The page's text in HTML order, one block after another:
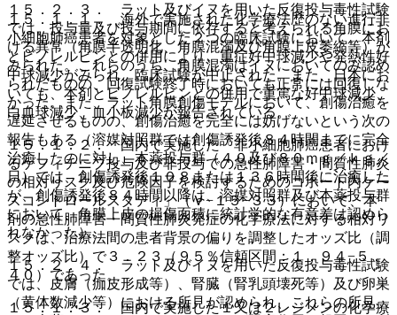
１５．２．３． ラット及びイヌを用いた反復投与毒性試験
では、投与量及び投与期間に依存すると考えられる角膜にお
ける異常（角膜半透明化、角膜混濁及び角膜上皮萎縮等）が
みられた。これらのうち、角膜混濁はイヌにおいてのみ認め
られたものの、回復試験終了時においても正常には回復しな
かった。また、ラット角膜創傷モデルにおいて、創傷治癒を
遅延させるものの、創傷治癒を完全には妨げないという次の
報告もある（溶媒対照群では創傷誘発後８４時間までに完全
治癒したのに対し、本薬投与群（４０及び８０ｍｇ／ｋｇ／
日）では、創傷誘発後１０８または１３６時間後に治癒した
が、創傷誘発後８４時間以降は、溶媒対照群及び本薬投与群
において、角膜上皮の損傷面積に統計学的な有意差は認めら
れなかった）。
１５．２．４． ラット及びイヌを用いた反復投与毒性試験
では、皮膚（痂皮形成等）、腎臓（腎乳頭壊死等）及び卵巣
（黄体数減少等）における所見が認められ、これらの所見
１５．１．１． 海外で実施された化学療法歴のない進行非
小細胞肺癌患者を対象とした２つの臨床試験において、本剤
とビノレルビンとの併用により、重症好中球減少や発熱性好
中球減少がみられ、臨床試験が中止された。また、日本にお
いても、本剤とビノレルビンとの併用で重篤な好中球減少、
白血球減少、血小板減少が報告されている。
１５．１．２． 国内で実施した「非小細胞肺癌患者におけ
るゲフィチニブ投与及び非投与での急性肺障害・間質性肺炎
の相対リスク及び危険因子を検討するためのコホート内ケー
スコントロールスタディ」（Ｖ−１５−３３）において、本
剤の急性肺障害・間質性肺炎発症の化学療法に対する相対リ
スクは、治療法間の患者背景の偏りを調整したオッズ比（調
整オッズ比）で３．２３（９５％信頼区間：１．９４−５．
４０）であった。
１５．１．３． 国内で実施した１又は２レジメンの化学療